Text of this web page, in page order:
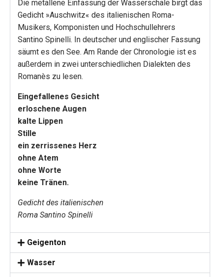
Die metallene Einfassung der Wasserschale birgt das
Gedicht »Auschwitz« des italienischen Roma-
Musikers, Komponisten und Hochschullehrers
Santino Spinelli. In deutscher und englischer Fassung
säumt es den See. Am Rande der Chronologie ist es
außerdem in zwei unterschiedlichen Dialekten des
Romanès zu lesen.
Eingefallenes Gesicht
erloschene Augen
kalte Lippen
Stille
ein zerrissenes Herz
ohne Atem
ohne Worte
keine Tränen.
Gedicht des italienischen
Roma Santino Spinelli
Geigenton
Wasser